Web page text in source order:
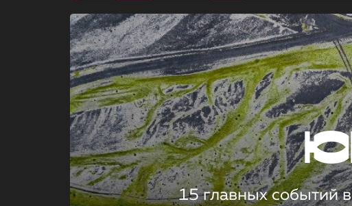
15 главных